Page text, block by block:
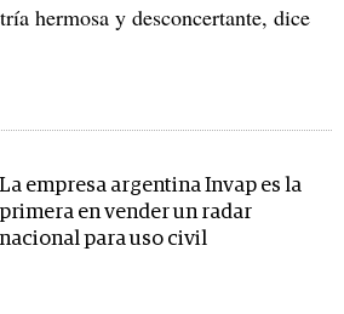
hermosa y desconcertante, dice
La empresa argentina Invap es la
primera en vender un radar
nacional para uso civil